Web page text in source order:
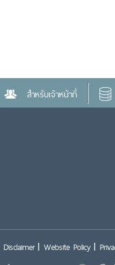
สำหรับเจ้าหน้าที่
Disclaimer Website Policy